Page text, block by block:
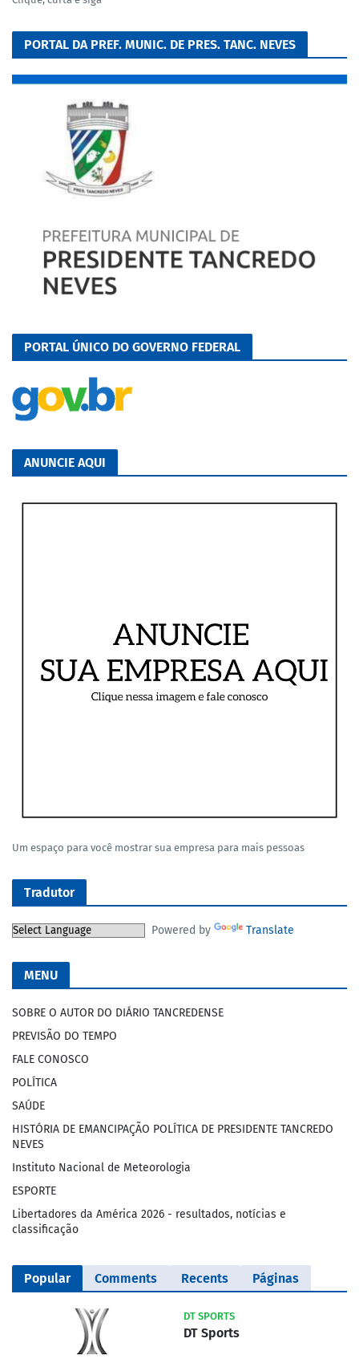
PORTAL DA PREF. MUNIC. DE PRES. TANC. NEVES
PORTAL ÚNICO DO GOVERNO FEDERAL
ANUNCIE AQUI
Um espaço para você mostrar sua empresa para mais pessoas
Tradutor
Powered by Translate
MENU
SOBRE O AUTOR DO DIÁRIO TANCREDENSE
PREVISÃO DO TEMPO
FALE CONOSCO
POLÍTICA
SAÚDE
HISTÓRIA DE EMANCIPAÇÃO POLÍTICA DE PRESIDENTE TANCREDO
NEVES
Instituto Nacional de Meteorologia
ESPORTE
Libertadores da América 2026 - resultados, notícias e
classificação
Popular Comments Recents Páginas
DT SPORTS
DT Sports